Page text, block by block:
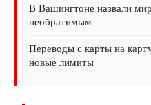
В Вашингтоне назвали
необратимым
Переводы с карты на
новые лимиты